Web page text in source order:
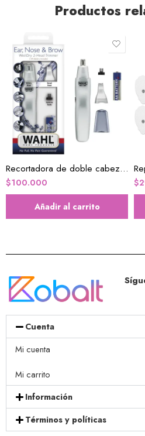
Productos
Recortadora de doble cabeza húmeda/seca
$100.000
Añadir al carrito
$
Cuenta
Mi cuenta
Mi carrito
Información
Términos y políticas